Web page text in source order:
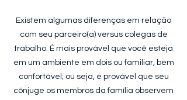
Existem algumas diferenças em relação
com seu parceiro(a) versus colegas de
trabalho. É mais provável que você esteja
em um ambiente em dois ou familiar, bem
confortável; ou seja, é provável que seu
cônjuge os membros da família observem